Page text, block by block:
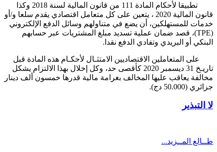
تطبيقا لأحكام المادة 111 من قانون المالية لسنة 2018 وكذا
قانون المالية 2020 ، يتعين على كل متعامل اقتصادي يقدم سلعا و/أو
خدمات للمستهلكين، أن يضع في متناولهم وسائل الدفع الإلكتروني
(TPE)، قصد ضمان عملية تسديد مبلغ المشتريات عبر حسابهم
البنكي أو البريدي وتفادي الدفع نقدا.
على المتعاملين الاقتصاديين الامتثـال لأحكـام هذه المادة قبل
تاريـخ 31 ديسمبر 2020 كأقصى حد، وكل إخلال بهذا الالتزام يشكل
مخالفة يعاقب عليها المخالف بغرامة مالية قدرها خمسون ألف دينار
جزائري (50.000 دج).
لا التبذير
طــالع المــزيد...